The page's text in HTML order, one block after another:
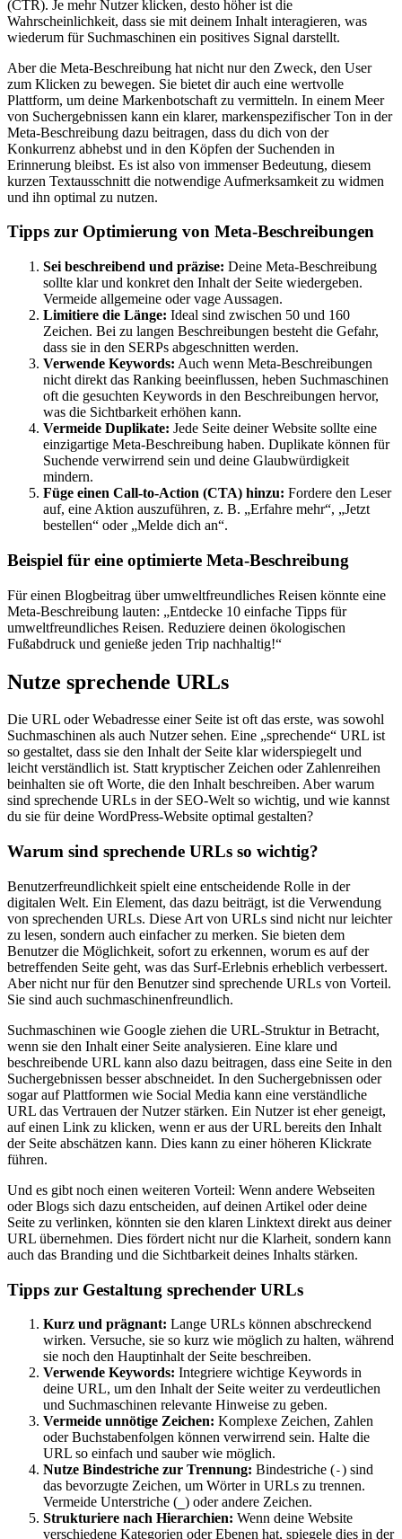
(CTR). Je mehr Nutzer klicken, desto höher ist die
Wahrscheinlichkeit, dass sie mit deinem Inhalt interagieren, was
wiederum für Suchmaschinen ein positives Signal darstellt.
Aber die Meta-Beschreibung hat nicht nur den Zweck, den User
zum Klicken zu bewegen. Sie bietet dir auch eine wertvolle
Plattform, um deine Markenbotschaft zu vermitteln. In einem Meer
von Suchergebnissen kann ein klarer, markenspezifischer Ton in der
Meta-Beschreibung dazu beitragen, dass du dich von der
Konkurrenz abhebst und in den Köpfen der Suchenden in
Erinnerung bleibst. Es ist also von immenser Bedeutung, diesem
kurzen Textausschnitt die notwendige Aufmerksamkeit zu widmen
und ihn optimal zu nutzen.
Tipps zur Optimierung von Meta-Beschreibungen
Sei beschreibend und präzise: Deine Meta-Beschreibung
sollte klar und konkret den Inhalt der Seite wiedergeben.
Vermeide allgemeine oder vage Aussagen.
Limitiere die Länge: Ideal sind zwischen 50 und 160
Zeichen. Bei zu langen Beschreibungen besteht die Gefahr,
dass sie in den SERPs abgeschnitten werden.
Verwende Keywords: Auch wenn Meta-Beschreibungen
nicht direkt das Ranking beeinflussen, heben Suchmaschinen
oft die gesuchten Keywords in den Beschreibungen hervor,
was die Sichtbarkeit erhöhen kann.
Vermeide Duplikate: Jede Seite deiner Website sollte eine
einzigartige Meta-Beschreibung haben. Duplikate können für
Suchende verwirrend sein und deine Glaubwürdigkeit
mindern.
Füge einen Call-to-Action (CTA) hinzu: Fordere den Leser
auf, eine Aktion auszuführen, z. B. „Erfahre mehr“, „Jetzt
bestellen“ oder „Melde dich an“.
Beispiel für eine optimierte Meta-Beschreibung
Für einen Blogbeitrag über umweltfreundliches Reisen könnte eine
Meta-Beschreibung lauten: „Entdecke 10 einfache Tipps für
umweltfreundliches Reisen. Reduziere deinen ökologischen
Fußabdruck und genieße jeden Trip nachhaltig!“
Nutze sprechende URLs
Die URL oder Webadresse einer Seite ist oft das erste, was sowohl
Suchmaschinen als auch Nutzer sehen. Eine „sprechende“ URL ist
so gestaltet, dass sie den Inhalt der Seite klar widerspiegelt und
leicht verständlich ist. Statt kryptischer Zeichen oder Zahlenreihen
beinhalten sie oft Worte, die den Inhalt beschreiben. Aber warum
sind sprechende URLs in der SEO-Welt so wichtig, und wie kannst
du sie für deine WordPress-Website optimal gestalten?
Warum sind sprechende URLs so wichtig?
Benutzerfreundlichkeit spielt eine entscheidende Rolle in der
digitalen Welt. Ein Element, das dazu beiträgt, ist die Verwendung
von sprechenden URLs. Diese Art von URLs sind nicht nur leichter
zu lesen, sondern auch einfacher zu merken. Sie bieten dem
Benutzer die Möglichkeit, sofort zu erkennen, worum es auf der
betreffenden Seite geht, was das Surf-Erlebnis erheblich verbessert.
Aber nicht nur für den Benutzer sind sprechende URLs von Vorteil.
Sie sind auch suchmaschinenfreundlich.
Suchmaschinen wie Google ziehen die URL-Struktur in Betracht,
wenn sie den Inhalt einer Seite analysieren. Eine klare und
beschreibende URL kann also dazu beitragen, dass eine Seite in den
Suchergebnissen besser abschneidet. In den Suchergebnissen oder
sogar auf Plattformen wie Social Media kann eine verständliche
URL das Vertrauen der Nutzer stärken. Ein Nutzer ist eher geneigt,
auf einen Link zu klicken, wenn er aus der URL bereits den Inhalt
der Seite abschätzen kann. Dies kann zu einer höheren Klickrate
führen.
Und es gibt noch einen weiteren Vorteil: Wenn andere Webseiten
oder Blogs sich dazu entscheiden, auf deinen Artikel oder deine
Seite zu verlinken, könnten sie den klaren Linktext direkt aus deiner
URL übernehmen. Dies fördert nicht nur die Klarheit, sondern kann
auch das Branding und die Sichtbarkeit deines Inhalts stärken.
Tipps zur Gestaltung sprechender URLs
Kurz und prägnant: Lange URLs können abschreckend
wirken. Versuche, sie so kurz wie möglich zu halten, während
sie noch den Hauptinhalt der Seite beschreiben.
Verwende Keywords: Integriere wichtige Keywords in
deine URL, um den Inhalt der Seite weiter zu verdeutlichen
und Suchmaschinen relevante Hinweise zu geben.
Vermeide unnötige Zeichen: Komplexe Zeichen, Zahlen
oder Buchstabenfolgen können verwirrend sein. Halte die
URL so einfach und sauber wie möglich.
Nutze Bindestriche zur Trennung: Bindestriche (-) sind
das bevorzugte Zeichen, um Wörter in URLs zu trennen.
Vermeide Unterstriche ( ) oder andere Zeichen.
Strukturiere nach Hierarchien: Wenn deine Website
verschiedene Kategorien oder Ebenen hat, spiegele dies in der